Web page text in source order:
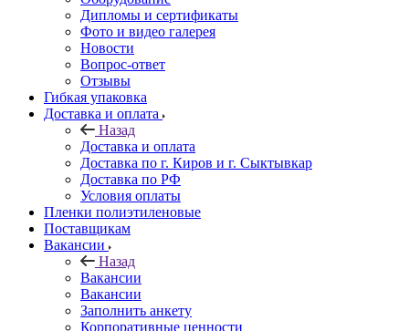
Дипломы и сертификаты
Фото и видео галерея
Новости
Вопрос-ответ
Отзывы
Гибкая упаковка
Доставка и оплата
Назад
Доставка и оплата
Доставка по г. Киров и г. Сыктывкар
Доставка по РФ
Условия оплаты
Пленки полиэтиленовые
Поставщикам
Вакансии
Назад
Вакансии
Вакансии
Заполнить анкету
Корпоративные ценности